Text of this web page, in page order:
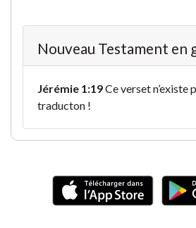
Nouveau Testament en
Jérémie 1:19Ce verset n’existe
traducton !